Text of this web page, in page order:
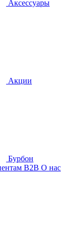
Аксессуары
Акции
Бурбон
B2B О нас